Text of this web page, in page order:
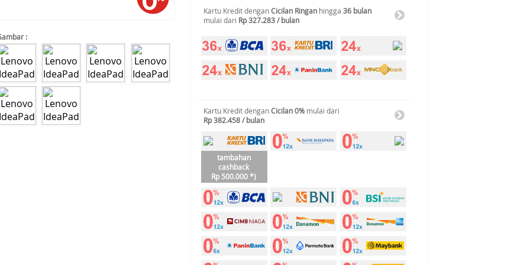
:
Kartu Kredit denganCicilan Ringan hingga 36 bulan
mulai dari Rp 327.283 / bulan
Kartu Kredit denganCicilan 0% mulai dari
Rp 382.458 / bulan
tambahan
cashback
Rp 500.000 *)